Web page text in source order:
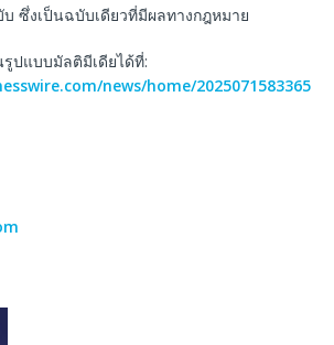
ซึ่งเป็นฉบับเดียวที่มีผลทางกฎหมาย
ปแบบมัลติมีเดียได้ที่:
news/home/2025071583365